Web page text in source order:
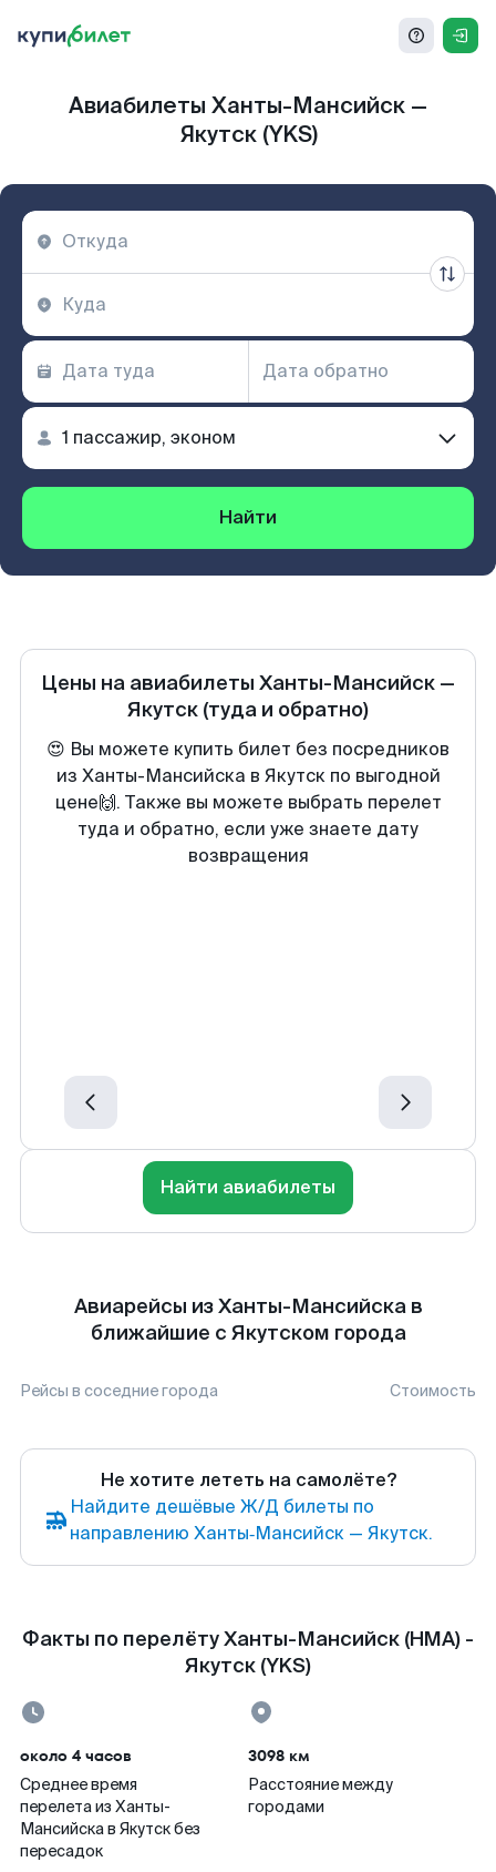
Авиабилеты Ханты-Мансийск —
Якутск (YKS)
Найти
Цены на авиабилеты Ханты-Мансийск —
Якутск (туда и обратно)
😍 Вы можете купить билет без посредников
из Ханты-Мансийска в Якутск по выгодной
цене🙌. Также вы можете выбрать перелет
туда и обратно, если уже знаете дату
возвращения
Найти авиабилеты
Авиарейсы из Ханты-Мансийска в
ближайшие с Якутском города
Рейсы в соседние города Стоимость
Не хотите лететь на самолёте?
Найдите дешёвые Ж/Д билеты по
направлению Ханты‑Мансийск — Якутск.
Факты по перелёту Ханты-Мансийск (HMA) -
Якутск (YKS)
около 4 часов
Среднее время
перелета из Ханты-
Мансийска в Якутск без
пересадок
3098 км
Расстояние между
городами